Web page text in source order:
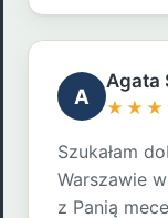
A
Agata
Szukałam
Warszawie
z Panią